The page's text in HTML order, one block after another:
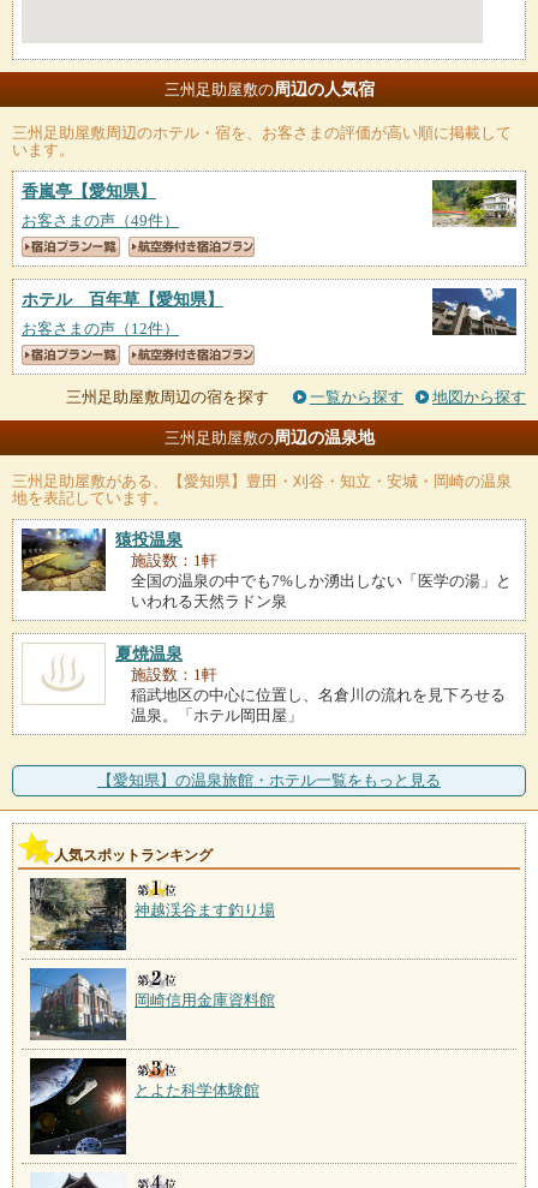
三州足助屋敷の周辺の人気宿
三州足助屋敷周辺のホテル・宿を、お客さまの評価が高い順に掲載して
います。
香嵐亭 【愛知県】
お客さまの声（49件）
ホテル 百年草 【愛知県】
お客さまの声（12件）
三州足助屋敷周辺の宿を探す 一覧から探す 地図から探す
三州足助屋敷の周辺の温泉地
三州足助屋敷がある、【愛知県】豊田・刈谷・知立・安城・岡崎の温泉
地を表記しています。
猿投温泉
施設数：1軒
全国の温泉の中でも7%しか湧出しない「医学の湯」と
いわれる天然ラドン泉
夏焼温泉
施設数：1軒
稲武地区の中心に位置し、名倉川の流れを見下ろせる
温泉。「ホテル岡田屋」
【愛知県】の温泉旅館・ホテル一覧をもっと見る
人気スポットランキング
神越渓谷ます釣り場
岡崎信用金庫資料館
とよた科学体験館